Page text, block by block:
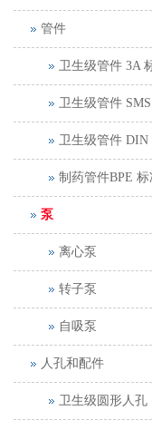
管件
卫生级管件 3A
卫生级管件
卫生级管件 DIN
制药管件BPE 标
泵
离心泵
转子泵
自吸泵
人孔和配件
卫生级圆形人孔